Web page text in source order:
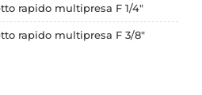
rapido multipresa F 1/4"
rapido multipresa F 3/8"